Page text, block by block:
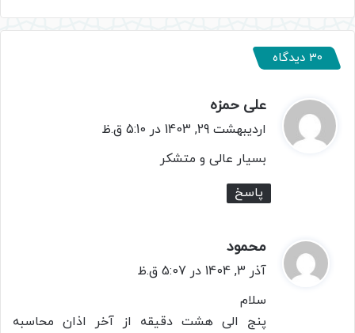
30 دیدگاه
علی حمزه
ف اردیبهشت 29, 1403 در 5:10 ق.ظ
بسیار عالی و متشکر
پاسخ
محمود
ف
آذر 3, 1404 در 5:07 ق.ظ
سلام
پنج الی هشت دقیقه از آخر اذان محاسبه